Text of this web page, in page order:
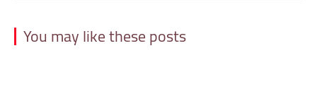
You may like these posts